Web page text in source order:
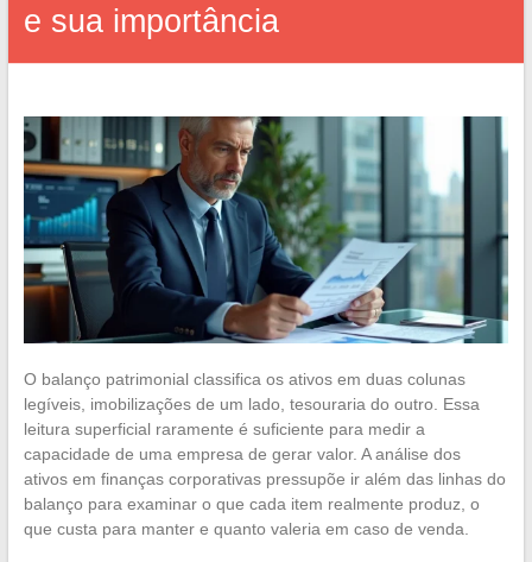
e sua importância
O balanço patrimonial classifica os ativos em duas colunas
legíveis, imobilizações de um lado, tesouraria do outro. Essa
leitura superficial raramente é suficiente para medir a
capacidade de uma empresa de gerar valor. A análise dos
ativos em finanças corporativas pressupõe ir além das linhas do
balanço para examinar o que cada item realmente produz, o
que custa para manter e quanto valeria em caso de venda.